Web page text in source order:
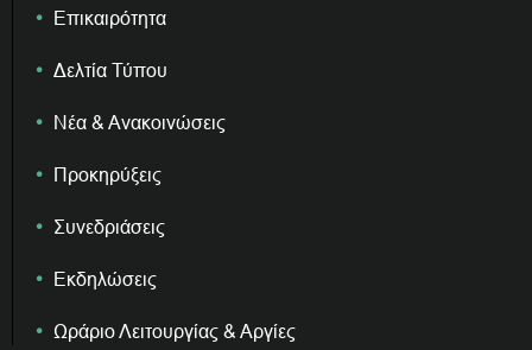
Επικαιρότητα
Δελτία Τύπου
Νέα & Ανακοινώσεις
Προκηρύξεις
Συνεδριάσεις
Εκδηλώσεις
Ωράριο Λειτουργίας & Αργίες